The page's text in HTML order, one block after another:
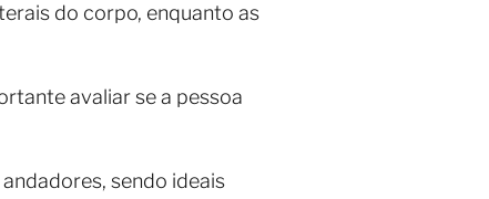
do corpo, enquanto as
avaliar se a pessoa
sendo ideais